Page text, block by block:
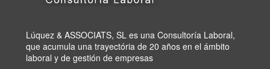
Lúquez & ASSOCIATS, SL es una Consultoría Laboral,
que acumula una trayectória de 20 años en el ámbito
laboral y de gestión de empresas